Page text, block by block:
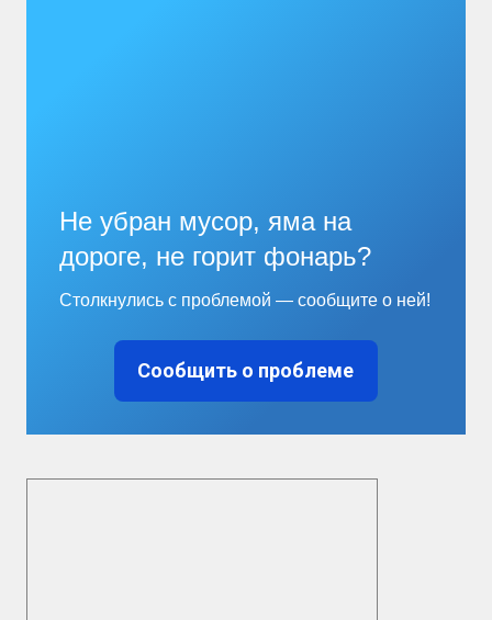
Не убран мусор, яма на
дороге, не горит фонарь?
Столкнулись с проблемой — сообщите о ней!
Сообщить о проблеме